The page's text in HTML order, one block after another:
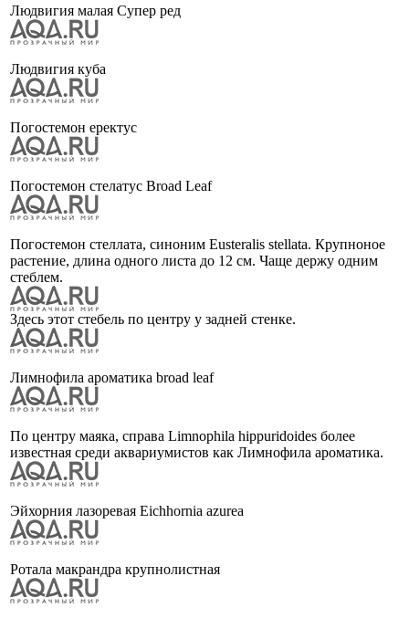
Людвигия малая Супер ред
Людвигия куба
Погостемон еректус
Погостемон стелатус Broad Leaf
Погостемон стеллата, синоним Eusteralis stellata. Крупноное
растение, длина одного листа до 12 см. Чаще держу одним
стеблем.
Здесь этот стебель по центру у задней стенке.
Лимнофила ароматика broad leaf
По центру маяка, справа Limnophila hippuridoides более
известная среди аквариумистов как Лимнофила ароматика.
Эйхорния лазоревая Eichhornia azurea
Ротала макрандра крупнолистная